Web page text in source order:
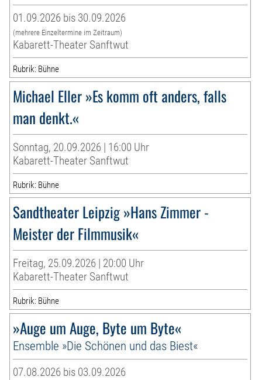
01.09.2026 bis 30.09.2026
(mehrere Einzeltermine im Zeitraum)
Kabarett-Theater Sanftwut
Rubrik: Bühne
Michael Eller »Es komm oft anders, falls
man denkt.«
Sonntag, 20.09.2026 | 16:00 Uhr
Kabarett-Theater Sanftwut
Rubrik: Bühne
Sandtheater Leipzig »Hans Zimmer -
Meister der Filmmusik«
Freitag, 25.09.2026 | 20:00 Uhr
Kabarett-Theater Sanftwut
Rubrik: Bühne
»Auge um Auge, Byte um Byte«
Ensemble »Die Schönen und das Biest«
07.08.2026 bis 03.09.2026